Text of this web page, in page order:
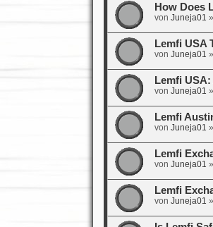
How Does
von Juneja01 »
Lemfi USA
von Juneja01 »
Lemfi
von Juneja01 »
Lemfi
von Juneja01 »
Lemfi
von Juneja01 »
Lemfi
von Juneja01 »